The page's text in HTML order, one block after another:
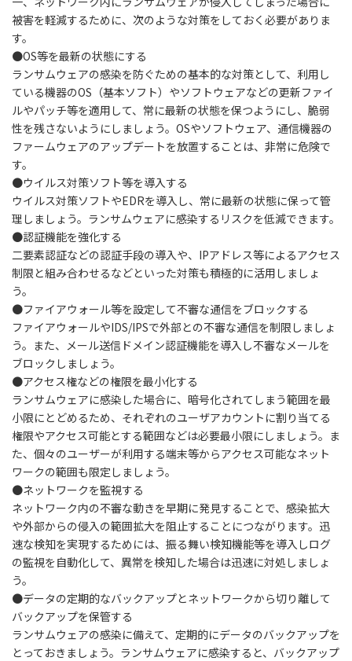
被害を軽減するために、次のような対策をしておく必要がありま
す。
●OS等を最新の状態にする
ランサムウェアの感染を防ぐための基本的な対策として、利用し
ている機器のOS（基本ソフト）やソフトウェアなどの更新ファイ
ルやパッチ等を適用して、常に最新の状態を保つようにし、脆弱
性を残さないようにしましょう。OSやソフトウェア、通信機器の
ファームウェアのアップデートを放置することは、非常に危険で
す。
●ウイルス対策ソフト等を導入する
ウイルス対策ソフトやEDRを導入し、常に最新の状態に保って管
理しましょう。ランサムウェアに感染するリスクを低減できます。
●認証機能を強化する
二要素認証などの認証手段の導入や、IPアドレス等によるアクセス
制限と組み合わせるなどといった対策も積極的に活用しましょ
う。
●ファイアウォール等を設定して不審な通信をブロックする
ファイアウォールやIDS/IPSで外部との不審な通信を制限しましょ
う。また、メール送信ドメイン認証機能を導入し不審なメールを
ブロックしましょう。
●アクセス権などの権限を最小化する
ランサムウェアに感染した場合に、暗号化されてしまう範囲を最
小限にとどめるため、それぞれのユーザアカウントに割り当てる
権限やアクセス可能とする範囲などは必要最小限にしましょう。ま
た、個々のユーザーが利用する端末等からアクセス可能なネット
ワークの範囲も限定しましょう。
●ネットワークを監視する
ネットワーク内の不審な動きを早期に発見することで、感染拡大
や外部からの侵入の範囲拡大を阻止することにつながります。迅
速な検知を実現するためには、振る舞い検知機能等を導入しログ
の監視を自動化して、異常を検知した場合は迅速に対処しましょ
う。
●データの定期的なバックアップとネットワークから切り離して
バックアップを保管する
ランサムウェアの感染に備えて、定期的にデータのバックアップを
とっておきましょう。ランサムウェアに感染すると、バックアップ